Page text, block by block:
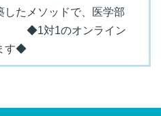
たメソッドで、医学部
◆1対1のオンライン
す◆